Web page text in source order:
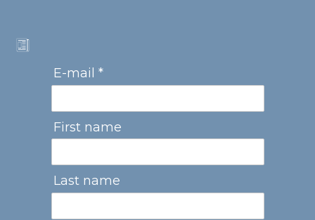
E-mail *
First name
Last name